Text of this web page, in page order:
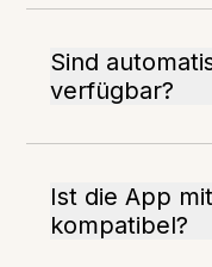
Sind
verfügbar?
Ist die App
kompatibel?